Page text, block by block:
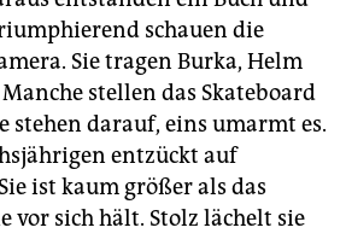
schauen die
Sie tragen Burka, Helm
stellen das Skateboard
stehen darauf, eins umarmt es.
entzückt auf
ist kaum größer als das
vor sich hält. Stolz lächelt sie